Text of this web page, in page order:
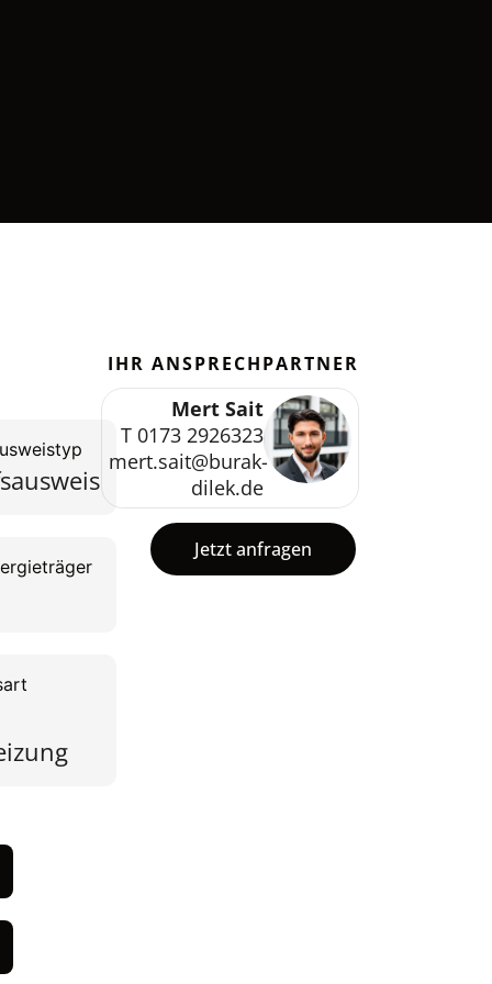
IHR ANSPRECHPARTNER
Mert Sait
T 0173 2926323
mert.sait@burak-
dilek.de
Jetzt anfragen